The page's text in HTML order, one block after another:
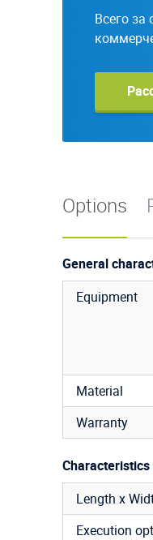
Всего
Options
General
Equipment
Material
Warranty
Length x
Execution